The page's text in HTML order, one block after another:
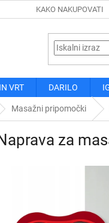
KAKO NAKUPOVATI
VRT DARILO
Masažni pripomočki
za